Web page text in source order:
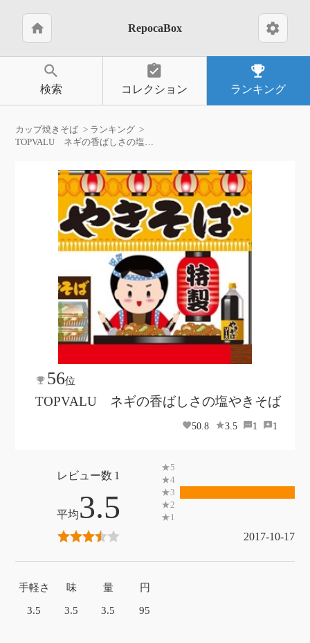
home RepocaBox settings
search
検索
assignment_turned_in
コレクション
emoji_events
ランキング
カップ焼きそば
ランキング
56位
TOPVALU ネギの香ばしさの塩やきそば
50.8 3.5 1 1
1
3.5
2017-10-17
手軽さ
3.5
味
3.5
量
3.5
円
95